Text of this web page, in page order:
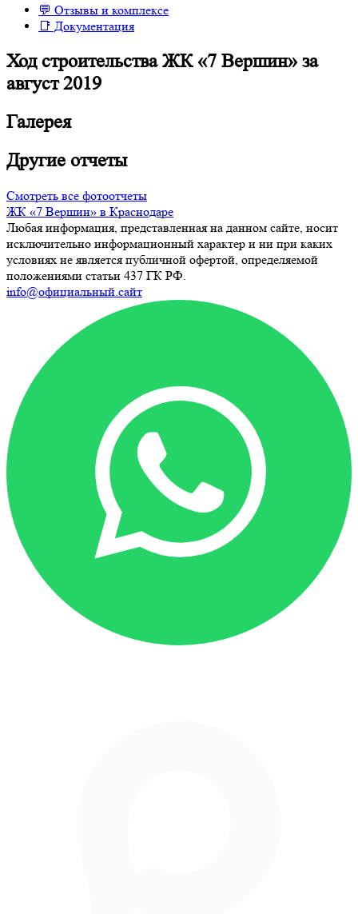
💬 Отзывы и комплексе
📑 Документация
Ход строительства ЖК «7 Вершин» за
август 2019
Галерея
Другие отчеты
Смотреть все фотоотчеты
ЖК «7 Вершин» в Краснодаре
Любая информация, представленная на данном сайте, носит
исключительно информационный характер и ни при каких
условиях не является публичной офертой, определяемой
положениями статьи 437 ГК РФ.
info@официальный.сайт